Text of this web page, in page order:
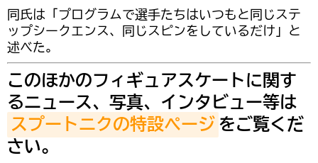
同氏は「プログラムで選手たちはいつもと同じステ
ップシークエンス、同じスピンをしているだけ」と
述べた。
このほかのフィギュアスケートに関す
るニュース、写真、インタビュー等は
スプートニクの特設ページをご覧くだ
さい。